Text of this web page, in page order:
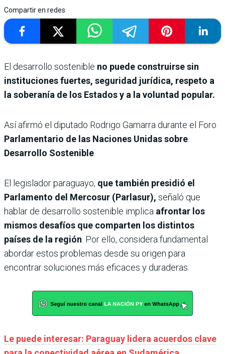
Compartir en redes
El desarrollo sostenible no puede construirse sin
instituciones fuertes, seguridad jurídica, respeto a
la soberanía de los Estados y a la voluntad popular.
Así afirmó el diputado Rodrigo Gamarra durante el Foro
Parlamentario de las Naciones Unidas sobre
Desarrollo Sostenible.
El legislador paraguayo, que también presidió el
Parlamento del Mercosur (Parlasur), señaló que
hablar de desarrollo sostenible implica afrontar los
mismos desafíos que comparten los distintos
países de la región. Por ello, considera fundamental
abordar estos problemas desde su origen para
encontrar soluciones más eficaces y duraderas.
Le puede interesar: Paraguay lidera acuerdos clave